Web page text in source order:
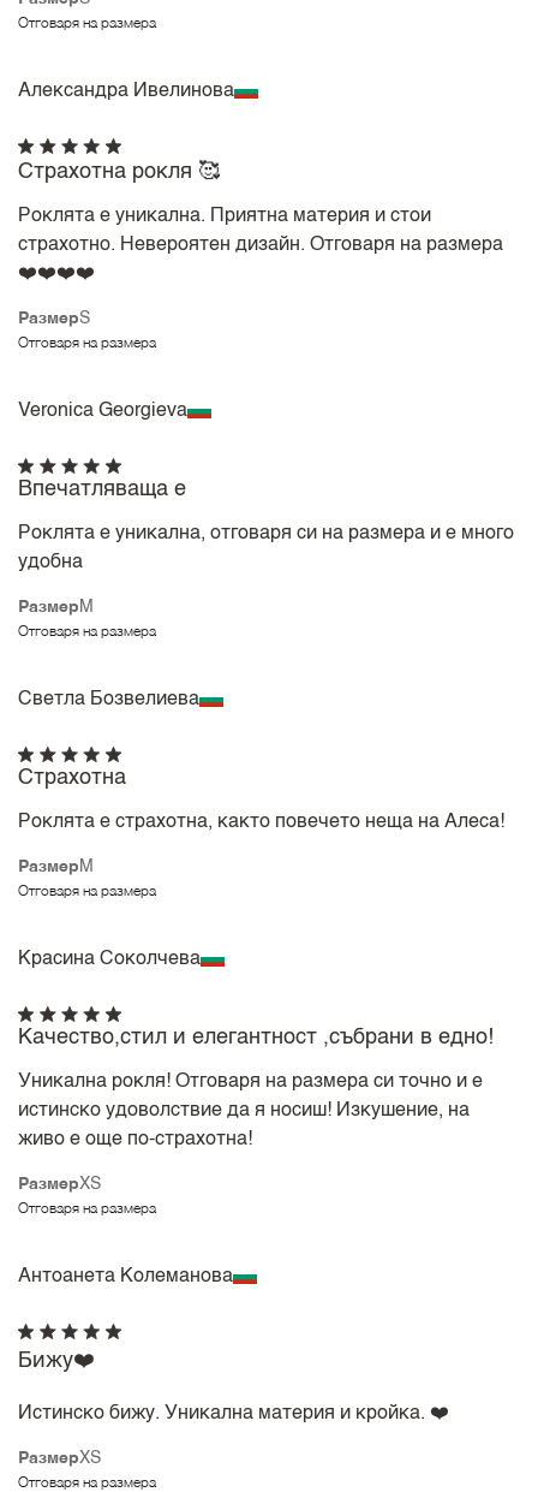
Отговаря на размера
Александра Ивелинова
РазмерS
Отговаря на размера
Страхотна рокля 🥰
Роклята е уникална. Приятна материя и стои
страхотно. Невероятен дизайн. Отговаря на размера
❤️❤️❤️❤️
Veronica Georgieva
Размер M
Отговаря на размера
Впечатляваща е
Роклята е уникална, отговаря си на размера и е много
удобна
Светла Бозвелиева
Размер M
Отговаря на размера
Страхотна
Роклята е страхотна, както повечето неща на Алеса!
Красина Соколчева
РазмерXS
Отговаря на размера
Качество,стил и елегантност ,събрани в едно!
Уникална рокля! Отговаря на размера си точно и е
истинско удоволствие да я носиш! Изкушение, на
живо е още по-страхотна!
Антоанета Колеманова
РазмерXS
Отговаря на размера
Бижу❤️
Истинско бижу. Уникална материя и кройка. ❤️